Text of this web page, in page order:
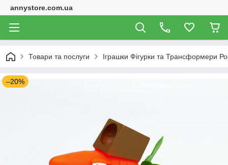
annystore.com.ua
Товари та послуги Іграшки Фігурки та Трансформери
–20%